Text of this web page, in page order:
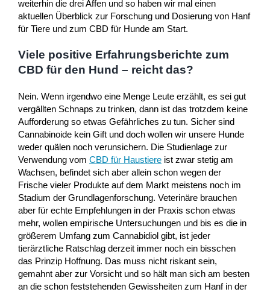
weiterhin die drei Affen und so haben wir mal einen
aktuellen Überblick zur Forschung und Dosierung von Hanf
für Tiere und zum CBD für Hunde am Start.
Viele positive Erfahrungsberichte zum
CBD für den Hund – reicht das?
Nein. Wenn irgendwo eine Menge Leute erzählt, es sei gut
vergällten Schnaps zu trinken, dann ist das trotzdem keine
Aufforderung so etwas Gefährliches zu tun. Sicher sind
Cannabinoide kein Gift und doch wollen wir unsere Hunde
weder quälen noch verunsichern. Die Studienlage zur
Verwendung vom CBD für Haustiere ist zwar stetig am
Wachsen, befindet sich aber allein schon wegen der
Frische vieler Produkte auf dem Markt meistens noch im
Stadium der Grundlagenforschung. Veterinäre brauchen
aber für echte Empfehlungen in der Praxis schon etwas
mehr, wollen empirische Untersuchungen und bis es die in
größerem Umfang zum Cannabidiol gibt, ist jeder
tierärztliche Ratschlag derzeit immer noch ein bisschen
das Prinzip Hoffnung. Das muss nicht riskant sein,
gemahnt aber zur Vorsicht und so hält man sich am besten
an die schon feststehenden Gewissheiten zum Hanf in der